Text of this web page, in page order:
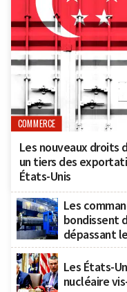
COMMERCE
Les nouveaux droits
un tiers des
États-Unis
Les
bondissent
dépassant
Les États-
nucléaire